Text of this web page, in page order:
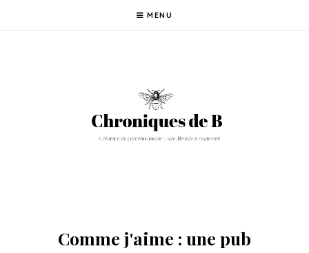
MENU
Comme j'aime : une pub